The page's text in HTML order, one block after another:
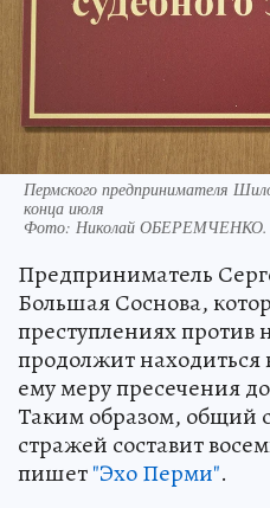
Пермского предпринимателя
конца июля
Фото: Николай ОБЕРЕМЧЕНКО.
Предприниматель
Большая Соснова,
преступлениях
продолжит
ему меру пресечения
Таким образом, общий
стражей составит
пишет"Эхо Перми".